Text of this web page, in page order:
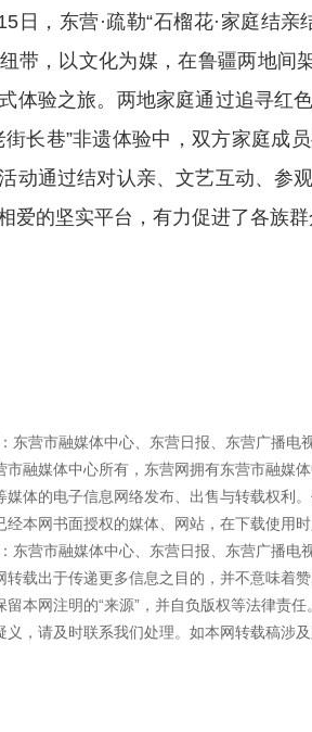
日，东营·疏勒“石榴花·家庭结
带，以文化为媒，在鲁疆两地间
体验之旅。两地家庭通过追寻红
街长巷”非遗体验中，双方家庭成
动通过结对认亲、文艺互动、参
爱的坚实平台，有力促进了各
东营市融媒体中心、东营日报、东营广播电
市融媒体中心所有，东营网拥有东营市融媒
媒体的电子信息网络发布、出售与转载权利
本网书面授权的媒体、网站，在下载使用
东营市融媒体中心、东营日报、东营广播电
转载出于传递更多信息之目的，并不意味着
本网注明的“来源”，并自负版权等法律责
，请及时联系我们处理。如本网转载稿涉